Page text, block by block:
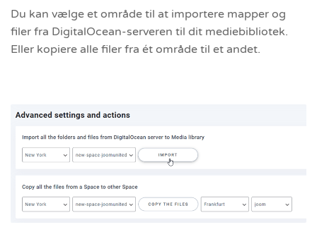
Du kan vælge et område til at importere mapper og
filer fra DigitalOcean-serveren til dit mediebibliotek.
Eller kopiere alle filer fra ét område til et andet.